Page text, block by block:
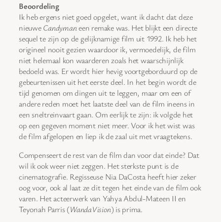
Beoordeling
Ik heb ergens niet goed opgelet, want ik dacht dat deze
nieuweCandymaneen remake was. Het blijkt een directe
sequel te zijn op de gelijknamige film uit 1992. Ik heb het
origineel nooit gezien waardoor ik, vermoedelijk, de film
niet helemaal kon waarderen zoals het waarschijnlijk
bedoeld was. Er wordt hier hevig voortgeborduurd op de
gebeurtenissen uit het eerste deel. In het begin wordt de
tijd genomen om dingen uit te leggen, maar om een of
andere reden moet het laatste deel van de film ineens in
een sneltreinvaart gaan. Om eerlijk te zijn: ik volgde het
op een gegeven moment niet meer. Voor ik het wist was
de film afgelopen en liep ik de zaal uit met vraagtekens.
Compenseert de rest van de film dan voor dat einde? Dat
wil ik ook weer niet zeggen. Het sterkste punt is de
cinematografie. Regisseuse Nia DaCosta heeft hier zeker
oog voor, ook al laat ze dit tegen het einde van de film ook
varen. Het acteerwerk van Yahya Abdul-Mateen II en
Teyonah Parris (WandaVision) is prima.